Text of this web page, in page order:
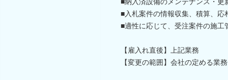
■入札案件の情報収集、積算、応
■適性に応じて、受注案件の施工
【雇入れ直後】上記業務
【変更の範囲】会社の定める業